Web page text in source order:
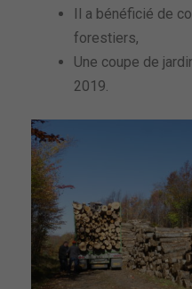
Il a bénéficié de
forestiers,
Une coupe de
2019.